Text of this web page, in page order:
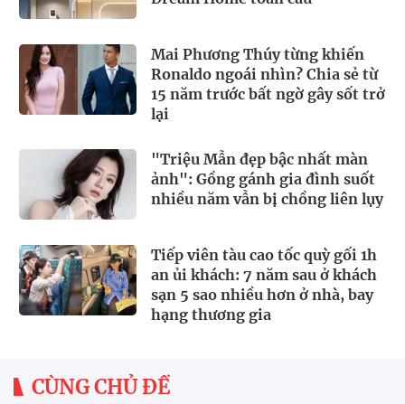
Mai Phương Thúy từng khiến
Ronaldo ngoái nhìn? Chia sẻ từ
15 năm trước bất ngờ gây sốt trở
lại
"Triệu Mẫn đẹp bậc nhất màn
ảnh": Gồng gánh gia đình suốt
nhiều năm vẫn bị chồng liên lụy
Tiếp viên tàu cao tốc quỳ gối 1h
an ủi khách: 7 năm sau ở khách
sạn 5 sao nhiều hơn ở nhà, bay
hạng thương gia
CÙNG CHỦ ĐỀ